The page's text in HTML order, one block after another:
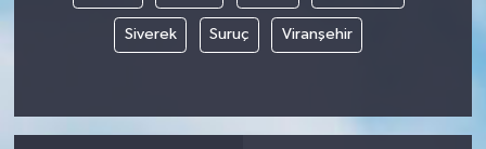
Siverek Suruç Viranşehir